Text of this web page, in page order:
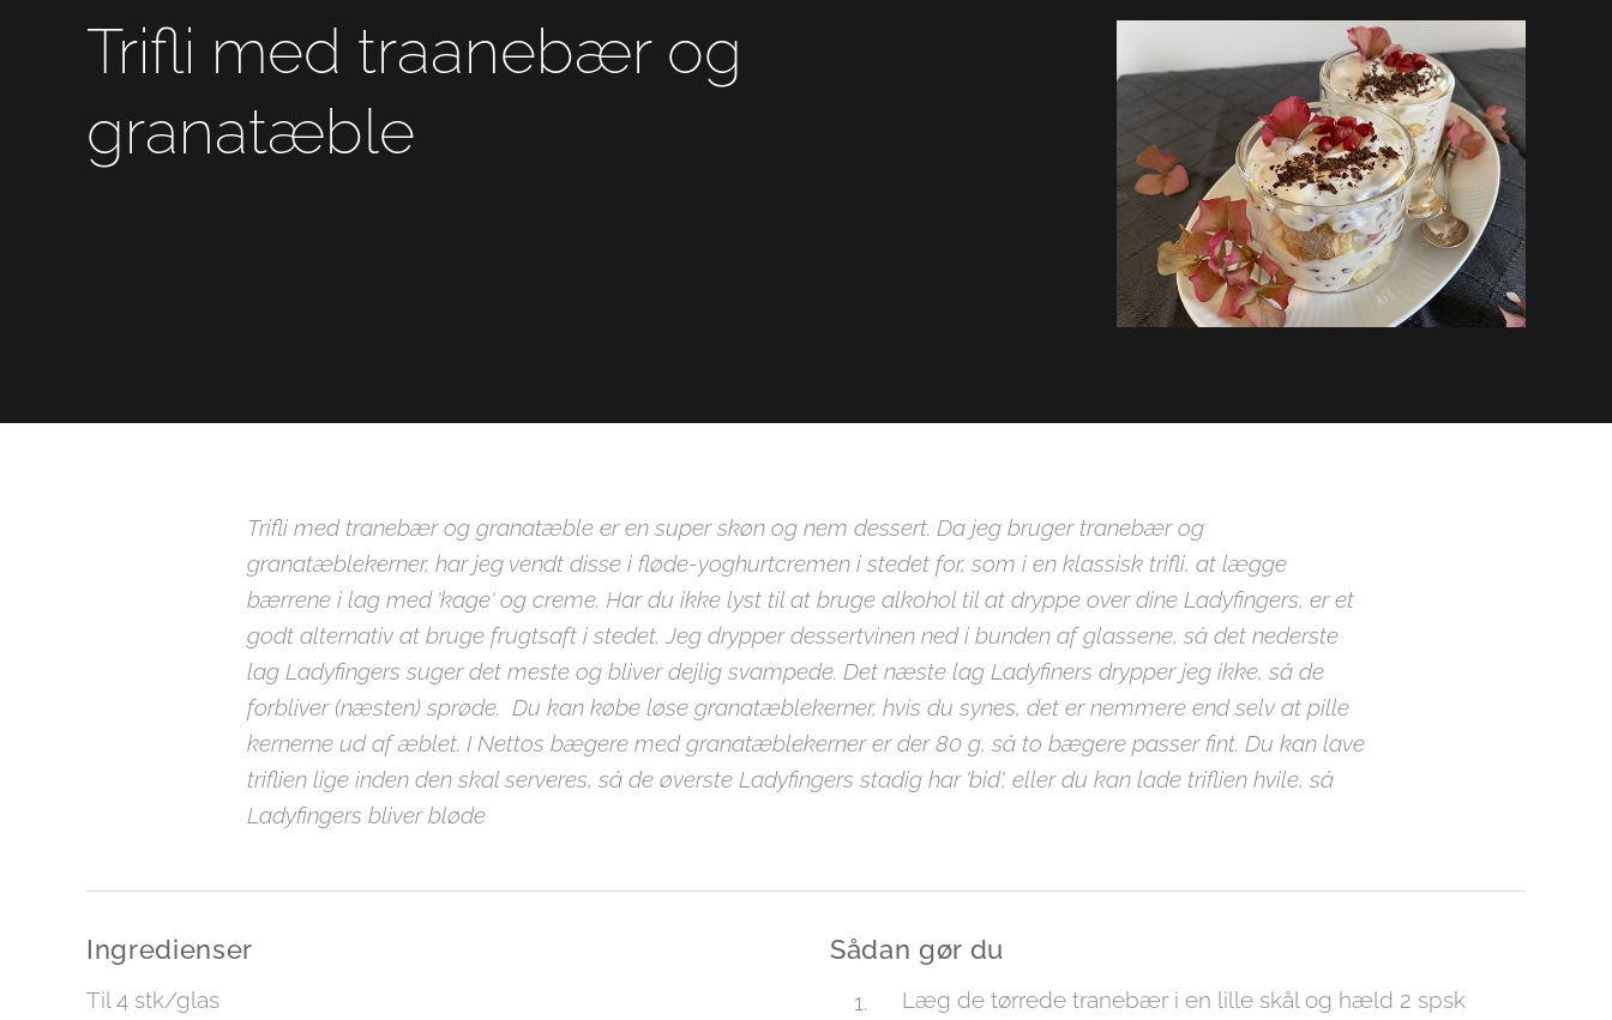
Trifli med traanebær og
granatæble
Trifli med tranebær og granatæble er en super skøn og nem dessert. Da jeg bruger tranebær og
granatæblekerner, har jeg vendt disse i fløde-yoghurtcremen i stedet for, som i en klassisk trifli, at lægge
bærrene i lag med 'kage' og creme. Har du ikke lyst til at bruge alkohol til at dryppe over dine Ladyfingers, er et
godt alternativ at bruge frugtsaft i stedet. Jeg drypper dessertvinen ned i bunden af glassene, så det nederste
lag Ladyfingers suger det meste og bliver dejlig svampede. Det næste lag Ladyfiners drypper jeg ikke, så de
forbliver (næsten) sprøde. Du kan købe løse granatæblekerner, hvis du synes, det er nemmere end selv at pille
kernerne ud af æblet. I Nettos bægere med granatæblekerner er der 80 g, så to bægere passer fint. Du kan lave
triflien lige inden den skal serveres, så de øverste Ladyfingers stadig har 'bid', eller du kan lade triflien hvile, så
Ladyfingers bliver bløde
Ingredienser
Til 4 stk/glas
Sådan gør du
Læg de tørrede tranebær i en lille skål og hæld 2 spsk